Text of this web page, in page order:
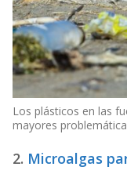
Los plásticos en las
mayores
2. Microalgas